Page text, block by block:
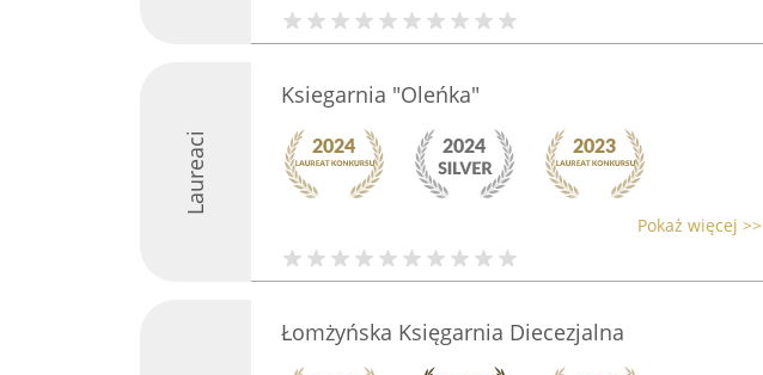
Laureaci
Ksiegarnia "Oleńka"
Pokaż więcej >>
Łomżyńska Księgarnia Diecezjalna